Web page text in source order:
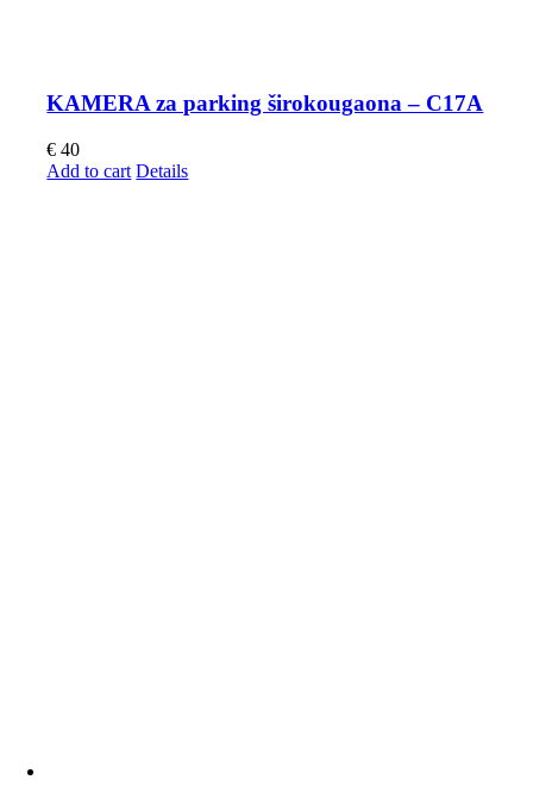
KAMERA za parking širokougaona – C17A
€ 40
Add to cart Details